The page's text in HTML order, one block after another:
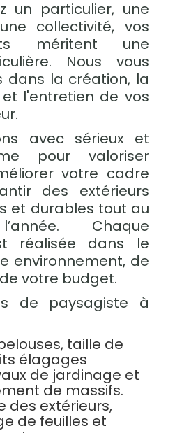
un particulier, une
collectivité, vos
méritent une
Nous vous
dans la création, la
l'entretien de vos
avec sérieux et
pour valoriser
votre cadre
des extérieurs
et durables tout au
Chaque
réalisée dans le
environnement, de
votre budget.
de paysagiste à
taille de
élagages
de jardinage et
de massifs.
des extérieurs,
de feuilles et